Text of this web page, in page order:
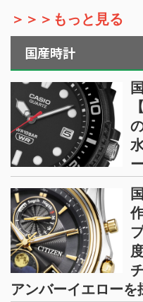
＞＞＞もっと見る
国産時計
アンバーイエローを